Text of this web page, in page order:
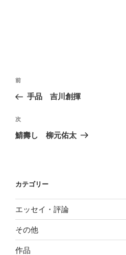
投
ナ
ビ
ゲ
ン
前
の
稿
前
手品 吉川創揮
次
の
次
鯖壽し 柳元佑太
カテゴリー
エッセイ・評論
その他
作品